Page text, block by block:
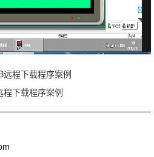
远程下载程序案例
程下载程序案例